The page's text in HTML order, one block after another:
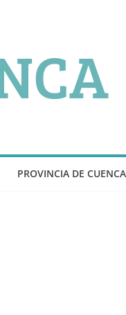
PROVINCIA DE CUENCA